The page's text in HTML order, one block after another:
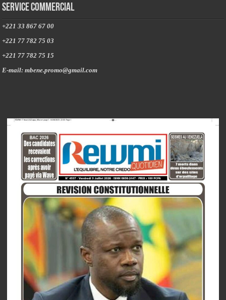
Service commercial
+221 33 867 67 00
+221 77 782 75 03
+221 77 782 75 15
E-mail: mbene.promo@gmail.com